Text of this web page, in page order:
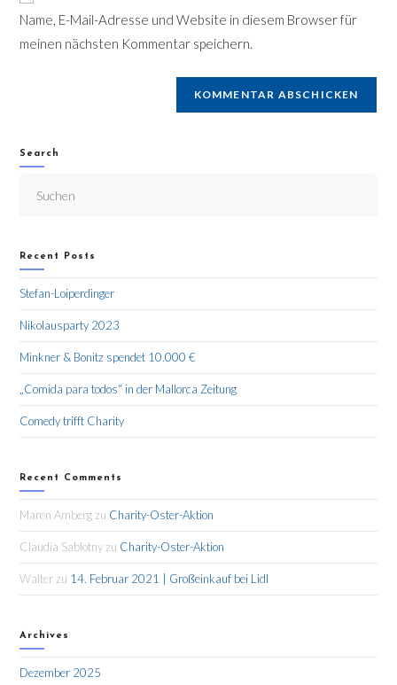
Name, E-Mail-Adresse und Website in diesem Browser für
meinen nächsten Kommentar speichern.
Search
Recent Posts
Stefan-Loiperdinger
Nikolausparty 2023
Minkner & Bonitz spendet 10.000 €
„Comida para todos“ in der Mallorca Zeitung
Comedy trifft Charity
Recent Comments
Maren Ambergzu Charity-Oster-Aktion
Claudia Sablotnyzu Charity-Oster-Aktion
Walterzu 14. Februar 2021 | Großeinkauf bei Lidl
Archives
Dezember 2025